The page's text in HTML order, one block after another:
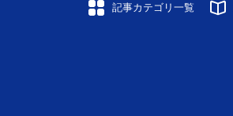
記事カテゴリ一覧